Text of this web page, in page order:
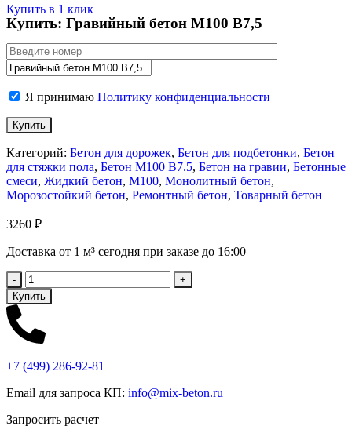
Купить в 1 клик
Купить: Гравийный бетон М100 В7,5
Я принимаю Политику конфиденциальности
Категорий: Бетон для дорожек, Бетон для подбетонки, Бетон
для стяжки пола, Бетон М100 В7.5, Бетон на гравии, Бетонные
смеси, Жидкий бетон, М100, Монолитный бетон,
Морозостойкий бетон, Ремонтный бетон, Товарный бетон
3260 ₽
Доставка от 1 м³ сегодня при заказе до 16:00
Купить
+7 (499) 286-92-81
Email для запроса КП: info@mix-beton.ru
Запросить расчет